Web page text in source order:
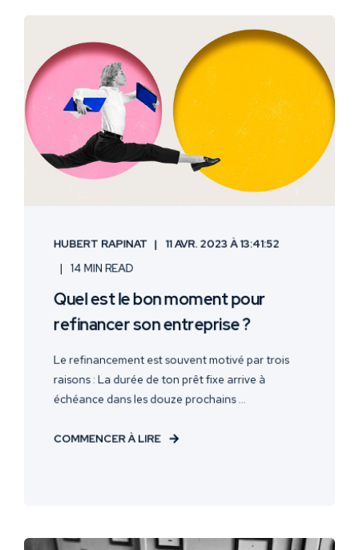
HUBERT RAPINAT 11 AVR. 2023 À 13:41:52
14 MIN READ
Quel est le bon moment pour
refinancer son entreprise ?
Le refinancement est souvent motivé par trois
raisons : La durée de ton prêt fixe arrive à
échéance dans les douze prochains ...
COMMENCER À LIRE